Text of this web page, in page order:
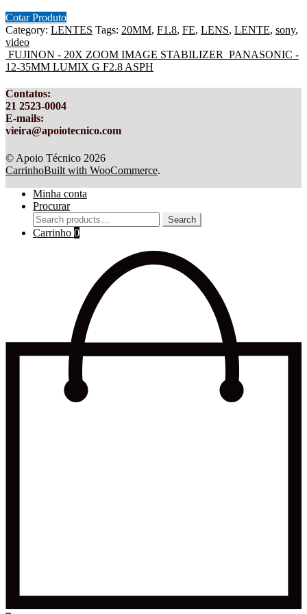
Cotar Produto
Category: LENTES Tags: 20MM, F1.8, FE, LENS, LENTE, sony,
video
FUJINON - 20X ZOOM IMAGE STABILIZER PANASONIC -
12-35MM LUMIX G F2.8 ASPH
Contatos:
21 2523-0004
E-mails:
vieira@apoiotecnico.com
© Apoio Técnico 2026
CarrinhoBuilt with WooCommerce.
Minha conta
Procurar
Search
for:
Search
Carrinho 0